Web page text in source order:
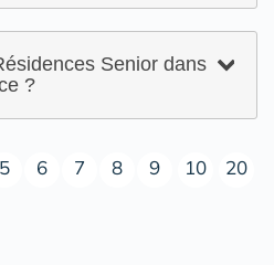
Senior dans
?
5 6 7 8 9 10 20